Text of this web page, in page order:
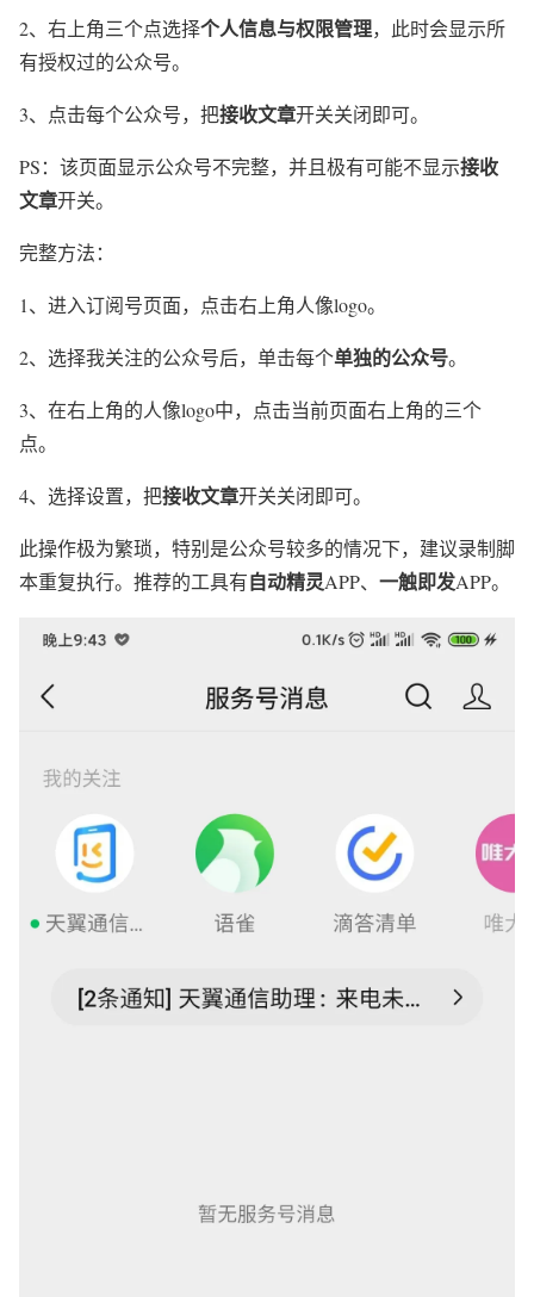
2、右上角三个点选择个人信息与权限管理，此时会显示所
有授权过的公众号。
3、点击每个公众号，把接收文章开关关闭即可。
PS：该页面显示公众号不完整，并且极有可能不显示接收
文章开关。
完整方法：
1、进入订阅号页面，点击右上角人像logo。
2、选择我关注的公众号后，单击每个单独的公众号。
3、在右上角的人像logo中，点击当前页面右上角的三个
点。
4、选择设置，把接收文章开关关闭即可。
此操作极为繁琐，特别是公众号较多的情况下，建议录制脚
本重复执行。推荐的工具有自动精灵APP、 一触即发APP。